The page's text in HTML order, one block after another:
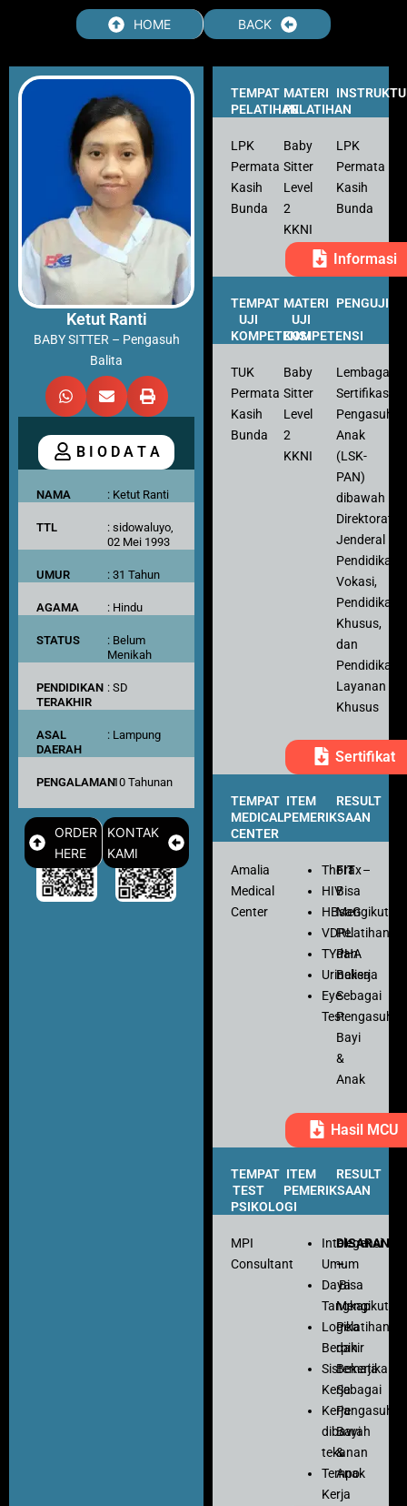
HOME BACK
Ketut Ranti
BABY SITTER – Pengasuh
Balita
B I O D A T A
NAMA : Ketut Ranti
TTL
: sidowaluyo,
02 Mei 1993
UMUR : 31 Tahun
AGAMA : Hindu
STATUS
: Belum
Menikah
PENDIDIKAN
TERAKHIR
: SD
ASAL
DAERAH
: Lampung
PENGALAMAN: 10 Tahunan
ORDER
HERE
KONTAK
KAMI
TEMPAT
PELATIHAN
MATERI
PELATIHAN
LPK
Permata
Kasih
Bunda
Baby
Sitter
Level
2
KKNI
LPK
Permata
Kasih
Bunda
Informasi
TEMPAT
UJI
KOMPETENSI
MATERI
UJI
KOMPETENSI
PENGUJI
TUK
Permata
Kasih
Bunda
Baby
Sitter
Level
2
KKNI
Lembaga
Sertifikasi
Pengasuh
Anak
(LSK-
PAN)
dibawah
Direktorat
Jenderal
Pendidikan
Vokasi,
Pendidikan
Khusus,
dan
Pendidikan
Layanan
Khusus
Sertifikat
TEMPAT
MEDICAL
CENTER
ITEM
PEMERIKSAAN
RESULT
Amalia
Medical
Center
Thorax
HIV
HBsaG
VDRL
TYPHA
Urinalisa
Eye
Test
FIT–
Bisa
Mengikuti
Pelatihan
dan
Bekerja
Sebagai
Pengasuh
Bayi
&
Anak
Hasil MCU
TEMPAT
TEST
PSIKOLOGI
ITEM
PEMERIKSAAN
RESULT
MPI
Consultant
Intelegensi
Umum
Daya
Tangkap
Logika
Berpikir
Sistematika
Kerja
Kerja
dibawah
tekanan
Tempo
Kerja
–
Bisa
Mengikuti
Pelatihan
dan
Bekerja
Sebagai
Pengasuh
Bayi
&
Anak